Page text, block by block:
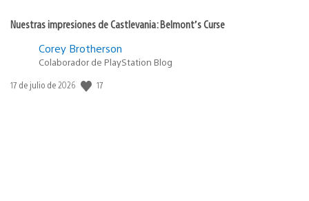
Nuestras impresiones de Castlevania: Belmont’s Curse
Corey Brotherson
Colaborador de PlayStation Blog
Fecha
17 de julio de 2026 17